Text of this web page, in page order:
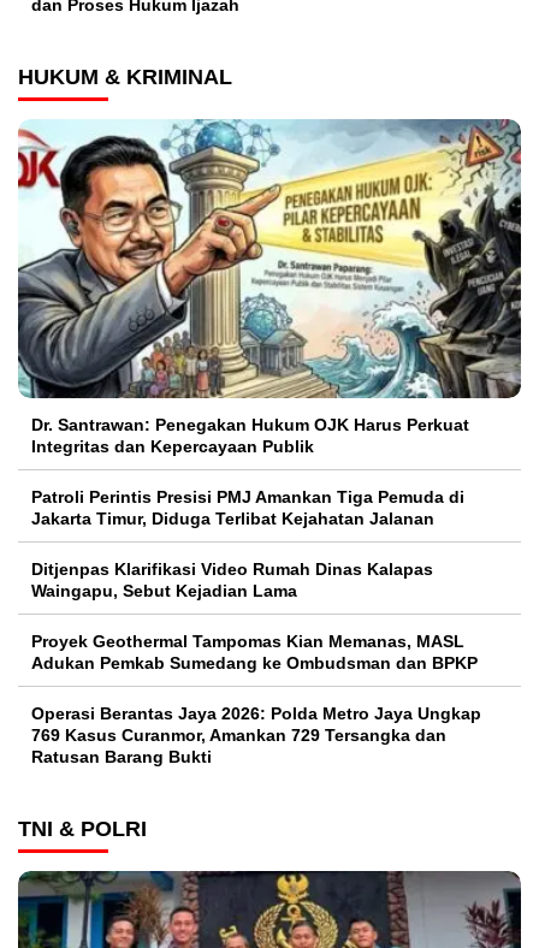
dan Proses Hukum Ijazah
HUKUM & KRIMINAL
Dr. Santrawan: Penegakan Hukum OJK Harus Perkuat
Integritas dan Kepercayaan Publik
Patroli Perintis Presisi PMJ Amankan Tiga Pemuda di
Jakarta Timur, Diduga Terlibat Kejahatan Jalanan
Ditjenpas Klarifikasi Video Rumah Dinas Kalapas
Waingapu, Sebut Kejadian Lama
Proyek Geothermal Tampomas Kian Memanas, MASL
Adukan Pemkab Sumedang ke Ombudsman dan BPKP
Operasi Berantas Jaya 2026: Polda Metro Jaya Ungkap
769 Kasus Curanmor, Amankan 729 Tersangka dan
Ratusan Barang Bukti
TNI & POLRI